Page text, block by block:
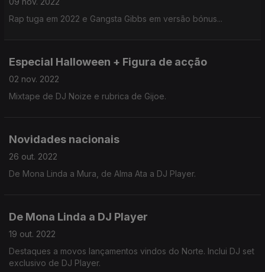
Rap tuga em 2022 e Gangsta Gibbs em versão bónus...
Especial Halloween + Figura de acção
02 nov. 2022
Mixtape de DJ Noize e rubrica de Gijoe.
Novidades nacionais
26 out. 2022
De Mona Linda a Mura, de Alma Ata a DJ Player.
De Mona Linda a DJ Player
19 out. 2022
Destaques a movos lançamentos vindos do Norte. Inclui DJ set
exclusivo de DJ Player.